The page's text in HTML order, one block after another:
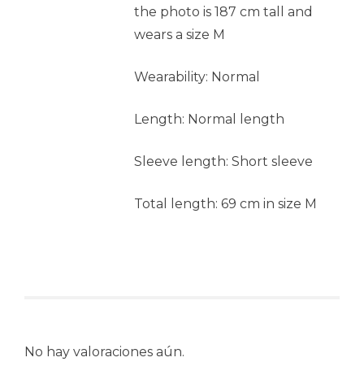
the photo is 187 cm tall and
wears a size M
Wearability: Normal
Length: Normal length
Sleeve length: Short sleeve
Total length: 69 cm in size M
No hay valoraciones aún.